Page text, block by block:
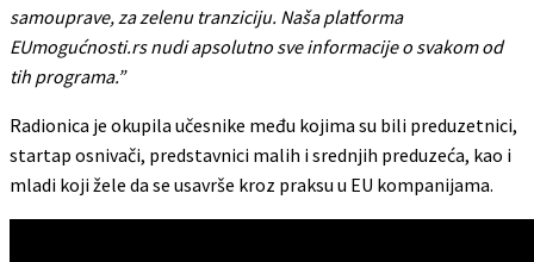
samouprave, za zelenu tranziciju. Naša platforma
EUmogućnosti.rs nudi apsolutno sve informacije o svakom od
tih programa.”
Radionica je okupila učesnike među kojima su bili preduzetnici,
startap osnivači, predstavnici malih i srednjih preduzeća, kao i
mladi koji žele da se usavrše kroz praksu u EU kompanijama.